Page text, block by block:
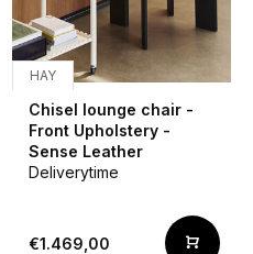
HAY
Chisel lounge chair -
Front Upholstery -
Sense Leather
Deliverytime
€1.469,00